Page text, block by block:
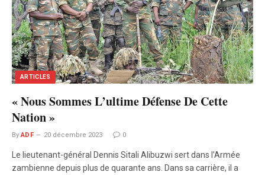
ARTICLES
« Nous Sommes L’ultime Défense De Cette
Nation »
By ADF 20 décembre 2023 0
Le lieutenant-général Dennis Sitali Alibuzwi sert dans l’Armée
zambienne depuis plus de quarante ans. Dans sa carrière, il a